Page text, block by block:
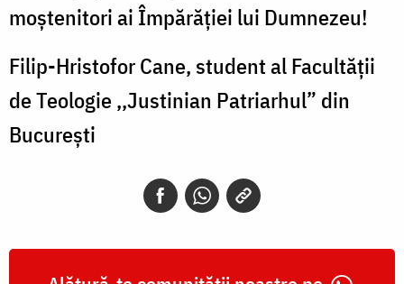
moștenitori ai Împărăției lui Dumnezeu!
Filip-Hristofor Cane, student al Facultății
de Teologie ,,Justinian Patriarhul” din
București